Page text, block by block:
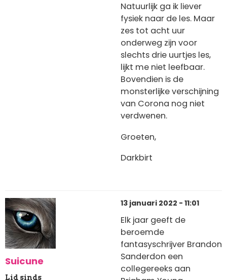
Natuurlijk ga ik liever
fysiek naar de les. Maar
zes tot acht uur
onderweg zijn voor
slechts drie uurtjes les,
lijkt me niet leefbaar.
Bovendien is de
monsterlijke verschijning
van Corona nog niet
verdwenen.
Groeten,
Darkbirt
Suicune
Lid sinds
13 januari 2022 - 11:01
Elk jaar geeft de
beroemde
fantasyschrijver Brandon
Sanderdon een
collegereeks aan